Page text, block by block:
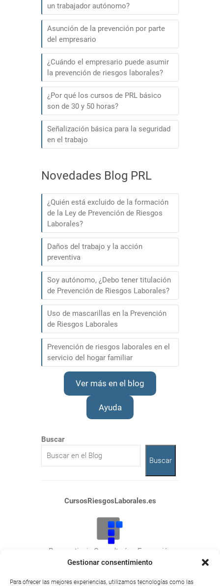
Gestionar consentimiento
Para ofrecer las mejores experiencias, utilizamos tecnologías como las
un trabajador autónomo?
Asunción de la prevención por parte
del empresario
¿Cuándo el empresario puede asumir
la prevención de riesgos laborales?
¿Por qué los cursos de PRL básico
son de 30 y 50 horas?
Señalización básica para la seguridad
en el trabajo
Novedades Blog PRL
¿Quién está excluido de la formación
de la Ley de Prevención de Riesgos
Laborales?
Daños del trabajo y la acción
preventiva
Soy autónomo, ¿Debo tener titulación
de Prevención de Riesgos Laborales?
Uso de mascarillas en la Prevención
de Riesgos Laborales
Prevención de riesgos laborales en el
servicio del hogar familiar
Ver más en el blog
Ayuda
Buscar
Buscar
CursosRiesgosLaborales.es
Praeventionis Consultoría y Formación
NIF: E10423788
10600 Plasencia (Cáceres).